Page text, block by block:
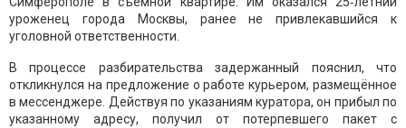
уроженец города Москвы, ранее не привлекавшийся к
уголовной ответственности.
В процессе разбирательства задержанный пояснил, что
откликнулся на предложение о работе курьером, размещённое
в мессенджере. Действуя по указаниям куратора, он прибыл по
указанному адресу, получил от потерпевшего пакет с